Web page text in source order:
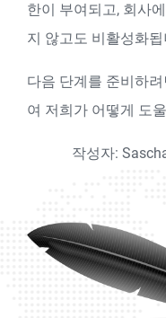
한이 부여되고, 회사
지 않고도 비활성화됩
다음 단계를 준비하려
여 저희가 어떻게 도
작성자: